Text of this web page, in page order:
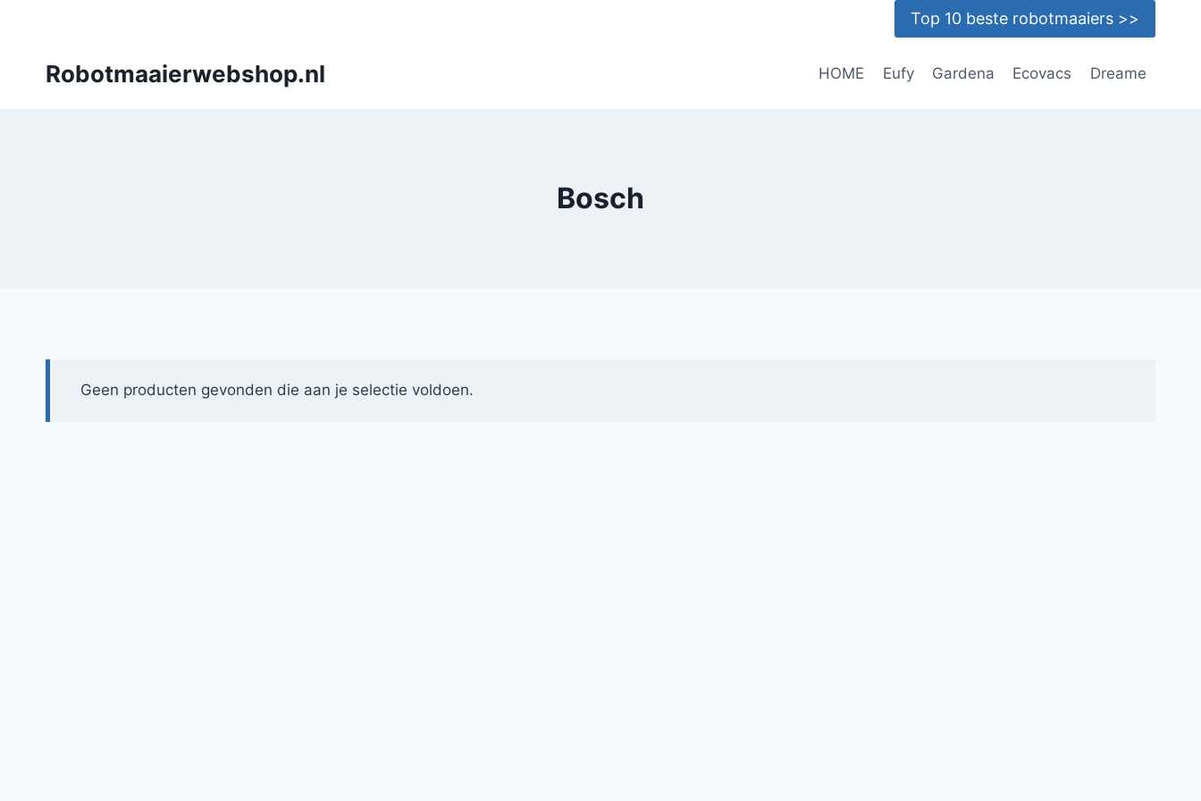
Top 10 beste robotmaaiers >>
Robotmaaierwebshop.nl HOME Eufy Gardena Ecovacs Dreame
Bosch
Geen producten gevonden die aan je selectie voldoen.